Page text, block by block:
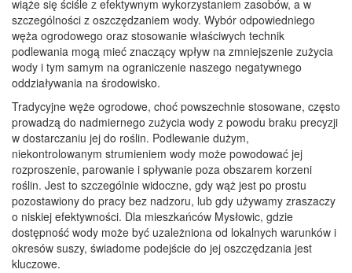
wiąże się ściśle z efektywnym wykorzystaniem zasobów, a w
szczególności z oszczędzaniem wody. Wybór odpowiedniego
węża ogrodowego oraz stosowanie właściwych technik
podlewania mogą mieć znaczący wpływ na zmniejszenie zużycia
wody i tym samym na ograniczenie naszego negatywnego
oddziaływania na środowisko.
Tradycyjne węże ogrodowe, choć powszechnie stosowane, często
prowadzą do nadmiernego zużycia wody z powodu braku precyzji
w dostarczaniu jej do roślin. Podlewanie dużym,
niekontrolowanym strumieniem wody może powodować jej
rozproszenie, parowanie i spływanie poza obszarem korzeni
roślin. Jest to szczególnie widoczne, gdy wąż jest po prostu
pozostawiony do pracy bez nadzoru, lub gdy używamy zraszaczy
o niskiej efektywności. Dla mieszkańców Mysłowic, gdzie
dostępność wody może być uzależniona od lokalnych warunków i
okresów suszy, świadome podejście do jej oszczędzania jest
kluczowe.